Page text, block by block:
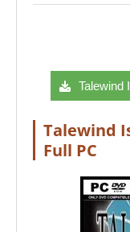
Talewind
Talewind
Full PC